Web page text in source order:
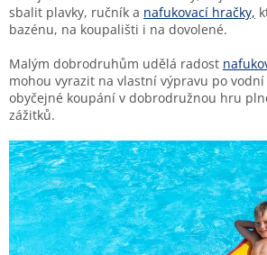
sbalit plavky, ručník a nafukovací hračky,
bazénu, na koupališti i na dovolené.
Malým dobrodruhům udělá radost
mohou vyrazit na vlastní výpravu po
obyčejné koupání v dobrodružnou hru
zážitků.